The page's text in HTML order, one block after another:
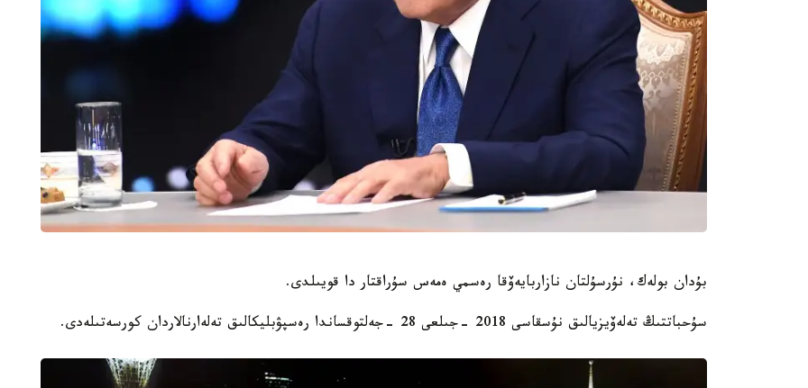
بۇدان بولەك، نۇرسۇلتان نازاربايەۆقا رەسمي ەمەس سۇراقتار دا قويىلدى.
سۇحباتتىڭ تەلەۆيزيالىق نۇسقاسى 2018 -جىلعى 28 -جەلتوقساندا رەسپۋبليكالىق تەلەارنالاردان كورسەتىلەدى.